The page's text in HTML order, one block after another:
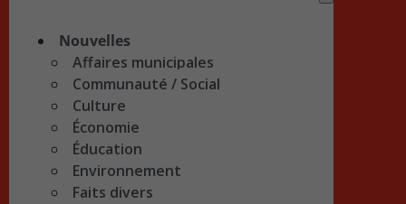
Nouvelles
Affaires municipales
Communauté / Social
Culture
Économie
Éducation
Environnement
Faits divers